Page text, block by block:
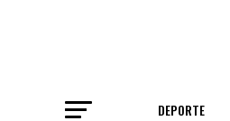
DEPORTE